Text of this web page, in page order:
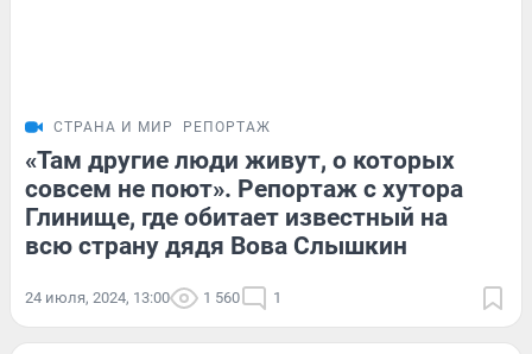
СТРАНА И МИР РЕПОРТАЖ
«Там другие люди живут, о которых
совсем не поют». Репортаж с хутора
Глинище, где обитает известный на
всю страну дядя Вова Слышкин
24 июля, 2024, 13:00 1 560 1